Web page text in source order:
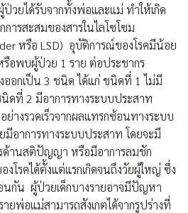
ยได้รับจากทั้งพ่อและแม่ ทำให้เกิด
ารสะสมของสารในไลโซโซม
หรือ LSD) อุบัติการณ์ของโรคมีน้อย
รือพบผู้ป่วย 1 ราย ต่อประชากร
งออกเป็น 3 ชนิด ได้แก่ ชนิดที่ 1 ไม่มี
ดที่ 2 มีอาการทางระบบประสาท
างรวดเร็วจากผลแทรกซ้อนทางระบบ
อาการทางระบบประสาท โดยจะมี
านสติปัญญา หรือมีอาการลมชัก
โรคได้ตั้งแต่แรกเกิดจนถึงวัยผู้ใหญ่ ซึ่ง
นกัน ผู้ป่วยเด็กบางรายอาจมีปัญหา
ายพ่อแม่สามารถสังเกตได้จากรูปร่างที่